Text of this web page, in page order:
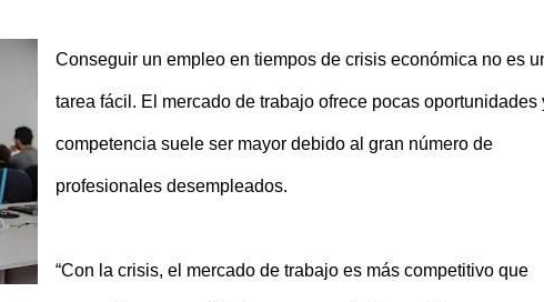
Conseguir un empleo en tiempos de crisis económica no es
tarea fácil. El mercado de trabajo ofrece pocas oportunidades
competencia suele ser mayor debido al gran número de
profesionales desempleados.
“Con la crisis, el mercado de trabajo es más competitivo que